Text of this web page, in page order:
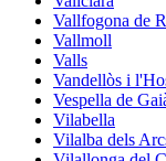
Vallfogona de
Vallmoll
Valls
Vandellòs i
Vespella de
Vilabella
Vilalba dels